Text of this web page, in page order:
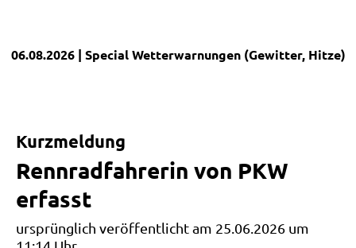
06.08.2026 | SpecialWetterwarnungen (Gewitter, Hitze)
Kurzmeldung
Rennradfahrerin von PKW
erfasst
ursprünglich veröffentlicht am 25.06.2026 um